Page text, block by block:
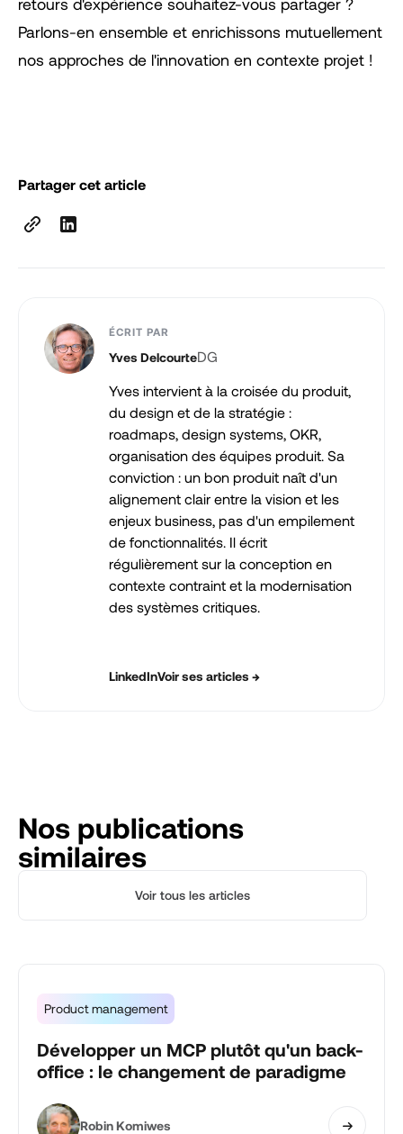
Parlons-en ensemble et enrichissons mutuellement
nos approches de l'innovation en contexte projet !
Partager cet article
ÉCRIT PAR
Yves DelcourteDG
Yves intervient à la croisée du produit,
du design et de la stratégie :
roadmaps, design systems, OKR,
organisation des équipes produit. Sa
conviction : un bon produit naît d'un
alignement clair entre la vision et les
enjeux business, pas d'un empilement
de fonctionnalités. Il écrit
régulièrement sur la conception en
contexte contraint et la modernisation
des systèmes critiques.
LinkedInVoir ses articles →
Nos publications
similaires
Voir tous les articles
Product management
Développer un MCP plutôt qu'un back-
office : le changement de paradigme
Robin Komiwes